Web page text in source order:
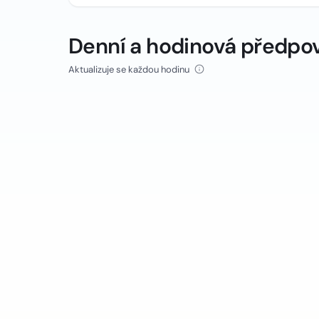
Denní a hodinová
Aktualizuje se každou hodinu